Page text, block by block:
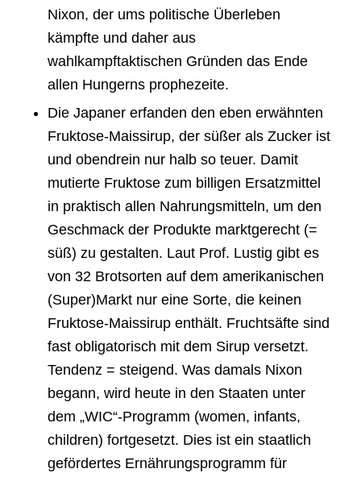
Nixon, der ums politische Überleben
kämpfte und daher aus
wahlkampftaktischen Gründen das Ende
allen Hungerns prophezeite.
Die Japaner erfanden den eben erwähnten
Fruktose-Maissirup, der süßer als Zucker ist
und obendrein nur halb so teuer. Damit
mutierte Fruktose zum billigen Ersatzmittel
in praktisch allen Nahrungsmitteln, um den
Geschmack der Produkte marktgerecht (=
süß) zu gestalten. Laut Prof. Lustig gibt es
von 32 Brotsorten auf dem amerikanischen
(Super)Markt nur eine Sorte, die keinen
Fruktose-Maissirup enthält. Fruchtsäfte sind
fast obligatorisch mit dem Sirup versetzt.
Tendenz = steigend. Was damals Nixon
begann, wird heute in den Staaten unter
dem „WIC“-Programm (women, infants,
children) fortgesetzt. Dies ist ein staatlich
gefördertes Ernährungsprogramm für